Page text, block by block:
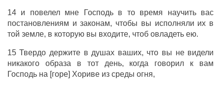
14 и повелел мне Господь в то время научить вас
постановлениям и законам, чтобы вы исполняли их в
той земле, в которую вы входите, чтоб овладеть ею.
15 Твердо держите в душах ваших, что вы не видели
никакого образа в тот день, когда говорил к вам
Господь на [горе] Хориве из среды огня,